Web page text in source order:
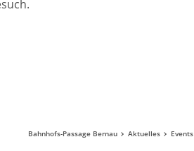
Bahnhofs-Passage Bernau Aktuelles Events